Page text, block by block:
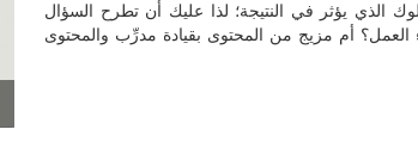
الذي يؤثر في النتيجة؛ لذا عليك أن تطرح السؤال
العمل؟ أم مزيج من المحتوى بقيادة مدرِّب والمحتوى